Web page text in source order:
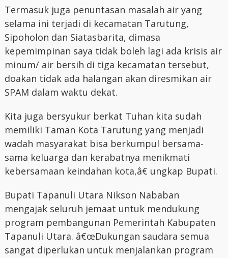
Termasuk juga penuntasan masalah air yang
selama ini terjadi di kecamatan Tarutung,
Sipoholon dan Siatasbarita, dimasa
kepemimpinan saya tidak boleh lagi ada krisis air
minum/ air bersih di tiga kecamatan tersebut,
doakan tidak ada halangan akan diresmikan air
SPAM dalam waktu dekat.
Kita juga bersyukur berkat Tuhan kita sudah
memiliki Taman Kota Tarutung yang menjadi
wadah masyarakat bisa berkumpul bersama-
sama keluarga dan kerabatnya menikmati
kebersamaan keindahan kota,â€ ungkap Bupati.
Bupati Tapanuli Utara Nikson Nababan
mengajak seluruh jemaat untuk mendukung
program pembangunan Pemerintah Kabupaten
Tapanuli Utara. â€œDukungan saudara semua
sangat diperlukan untuk menjalankan program